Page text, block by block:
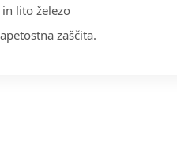
lito železo
zaščita.